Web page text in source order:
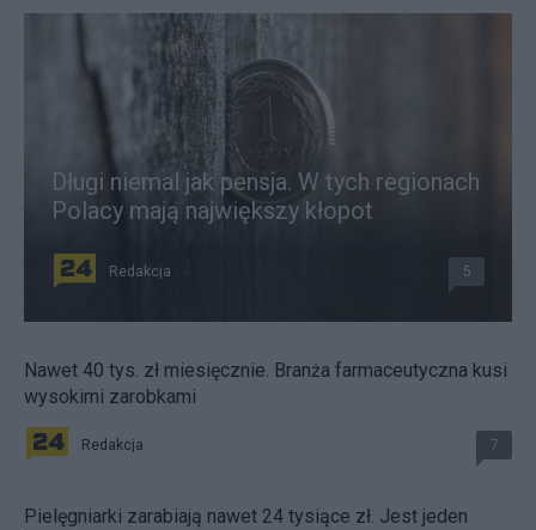
Długi niemal jak pensja. W tych regionach
Polacy mają największy kłopot
Redakcja 5
Nawet 40 tys. zł miesięcznie. Branża farmaceutyczna kusi
wysokimi zarobkami
Redakcja 7
Pielęgniarki zarabiają nawet 24 tysiące zł. Jest jeden